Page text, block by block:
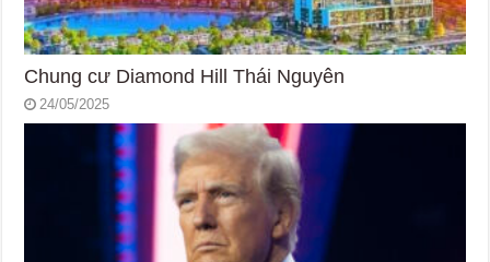
Chung cư Diamond Hill Thái Nguyên
24/05/2025